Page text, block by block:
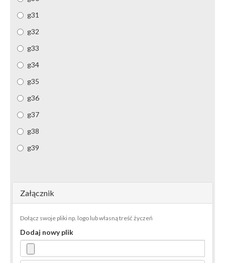
g31
g32
g33
g34
g35
g36
g37
g38
g39
Załącznik
Dołącz swoje pliki np. logo lub własną treść życzeń
Dodaj nowy plik